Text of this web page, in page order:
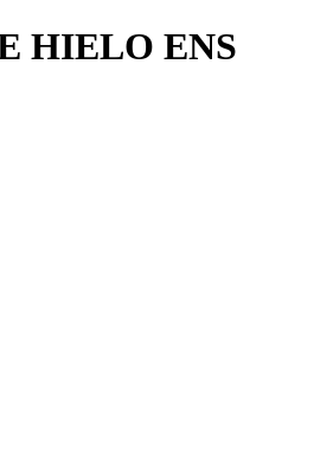
HIELO ENS